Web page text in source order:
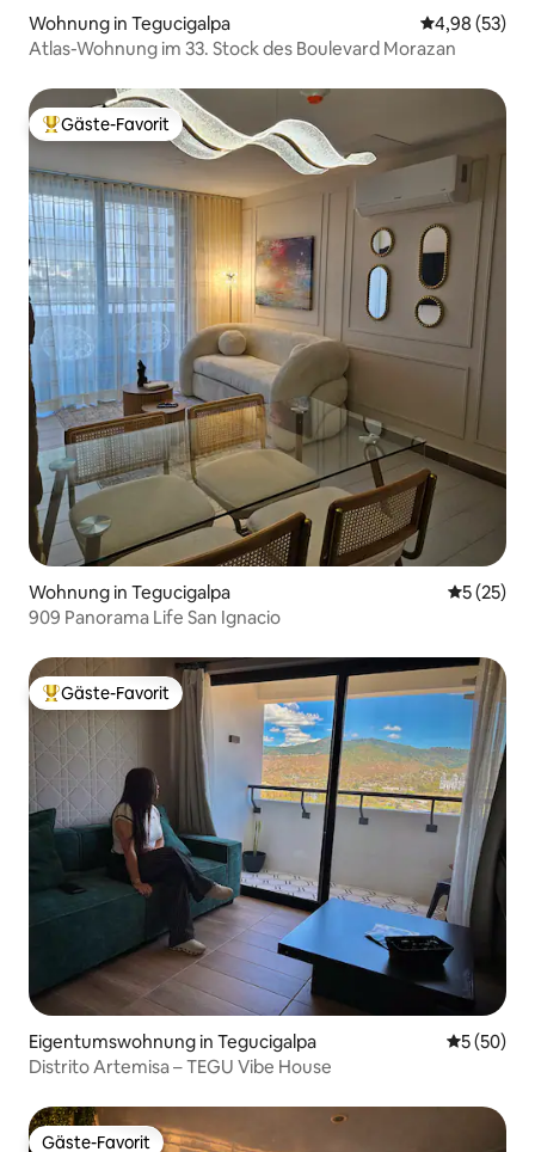
Wohnung in Tegucigalpa
4,98 (53)
Atlas-Wohnung im 33. Stock des Boulevard Morazan
Beliebter Gäste-Favorit.
Gäste-Favorit
Wohnung in Tegucigalpa
5 (25)
909 Panorama Life San Ignacio
Beliebter Gäste-Favorit.
Gäste-Favorit
Eigentumswohnung in Tegucigalpa
5 (50)
Distrito Artemisa – TEGU Vibe House
Gäste-Favorit